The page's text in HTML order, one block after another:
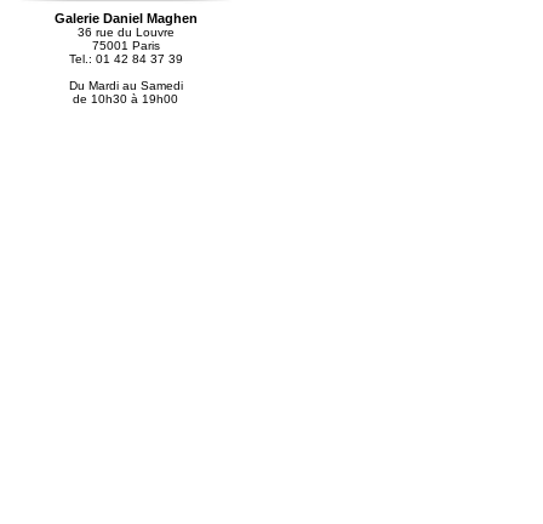
Galerie Daniel Maghen
36 rue du Louvre
75001 Paris
Tel.: 01 42 84 37 39
Du Mardi au Samedi
de 10h30 à 19h00